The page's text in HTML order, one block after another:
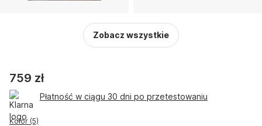
Zobacz wszystkie
759 zł
Płatność w ciągu 30 dni po przetestowaniu
Kolor (5)